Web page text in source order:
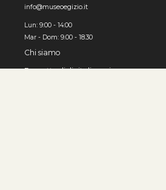
info@museoegizio.it
Lun: 9:00 - 14:00
Mar - Dom: 9.00 - 18.30
Chi siamo
Progetto di digitalizzazione